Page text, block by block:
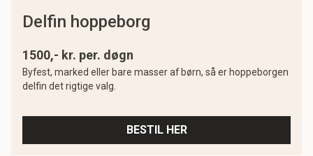
delfin hoppeborg
1500,- kr. per. døgn
Byfest, marked eller bare masser af børn, så er hoppeborgen
delfin det rigtige valg.
BESTIL HER